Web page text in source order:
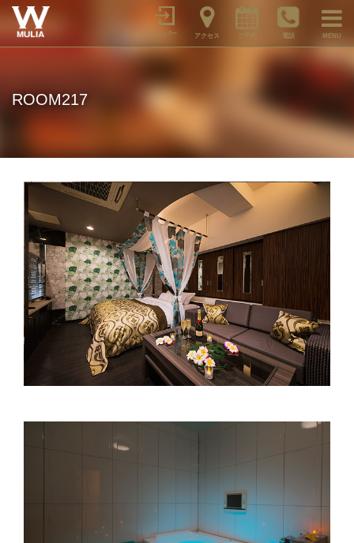
メンバー アクセス 電話 MENU
ROOM217